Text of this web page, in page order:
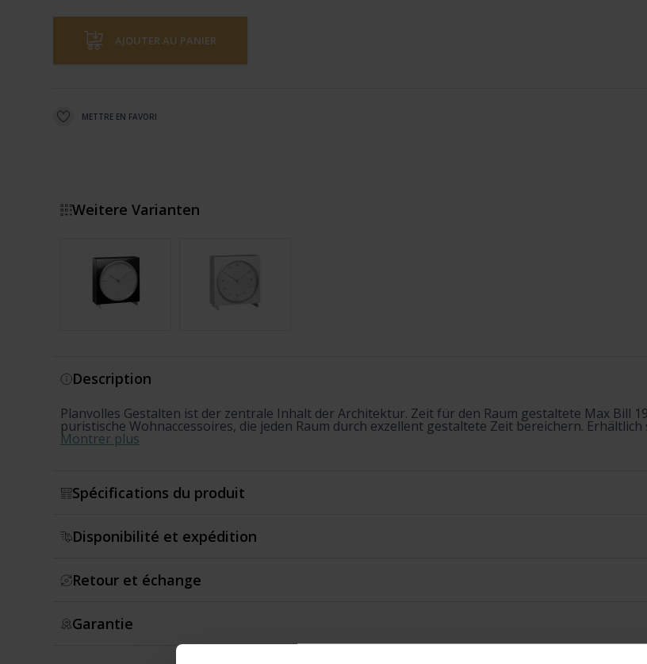
AJOUTER AU PANIER
METTRE EN FAVORI
Weitere Varianten
Description
Planvolles Gestalten ist der zentrale Inhalt der Architektur. Zeit für den Raum gestaltete Max Bill
puristische Wohnaccessoires, die jeden Raum durch exzellent gestaltete Zeit bereichern.
Montrer plus
Spécifications du produit
Disponibilité et expédition
Retour et échange
Garantie